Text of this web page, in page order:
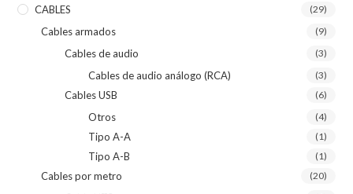
CABLES (29)
Cables armados (9)
Cables de audio (3)
Cables de audio análogo (RCA) (3)
Cables USB (6)
Otros (4)
Tipo A-A (1)
Tipo A-B (1)
Cables por metro (20)